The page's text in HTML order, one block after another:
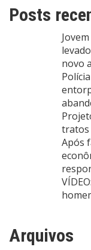
Posts
novo
tratos
Após
Arquivos